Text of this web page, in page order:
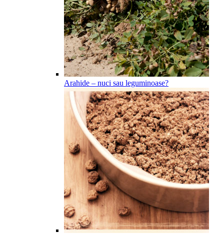
Arahide – nuci sau leguminoase?